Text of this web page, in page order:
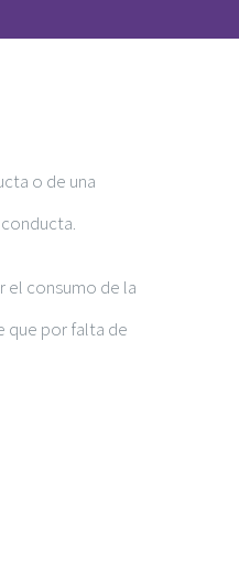
o de una
el consumo de la
que por falta de